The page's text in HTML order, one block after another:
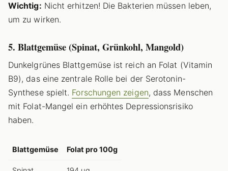
Wichtig: Nicht erhitzen! Die Bakterien müssen leben,
um zu wirken.
5. Blattgemüse (Spinat, Grünkohl, Mangold)
Dunkelgrünes Blattgemüse ist reich an Folat (Vitamin
B9), das eine zentrale Rolle bei der Serotonin-
Synthese spielt. Forschungen zeigen, dass Menschen
mit Folat-Mangel ein erhöhtes Depressionsrisiko
haben.
Blattgemüse Folat pro 100g